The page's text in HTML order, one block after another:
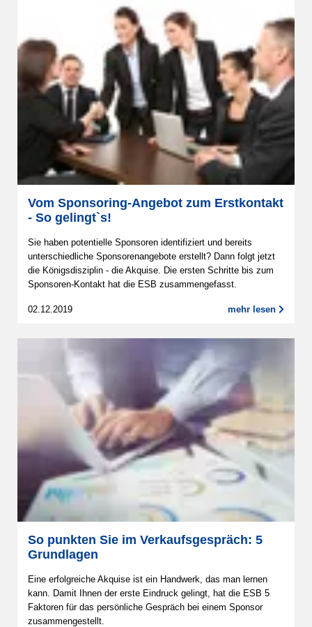
Vom Sponsoring-Angebot zum Erstkontakt
- So gelingt`s!
Sie haben potentielle Sponsoren identifiziert und bereits
unterschiedliche Sponsorenangebote erstellt? Dann folgt jetzt
die Königsdisziplin - die Akquise. Die ersten Schritte bis zum
Sponsoren-Kontakt hat die ESB zusammengefasst.
02.12.2019 mehr lesen
So punkten Sie im Verkaufsgespräch: 5
Grundlagen
Eine erfolgreiche Akquise ist ein Handwerk, das man lernen
kann. Damit Ihnen der erste Eindruck gelingt, hat die ESB 5
Faktoren für das persönliche Gespräch bei einem Sponsor
zusammengestellt.